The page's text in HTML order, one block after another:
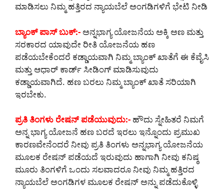
ಮಾಡಿಸಲು ನಿಮ್ಮ ಹತ್ತಿರದ ನ್ಯಾಯಬೆಲೆ ಅಂಗಡಿಗಳಿಗೆ ಭೇಟಿ ನೀಡಿ
ಬ್ಯಾಂಕ್ ಪಾಸ್ ಬುಕ್:- ಅನ್ನಭಾಗ್ಯ ಯೋಜನೆಯ ಅಕ್ಕಿ ಅಣ ಮತ್ತು
ಸರಕಾರದ ಯಾವುದೇ ರೀತಿ ಯೋಜನೆಯ ಹಣ
ಪಡೆಯಬೇಕೆಂದರೆ ಕಡ್ಡಾಯವಾಗಿ ನಿಮ್ಮ ಬ್ಯಾಂಕ್ ಖಾತೆಗೆ ಈ ಕೆವೈಸಿ
ಮತ್ತು ಆಧಾರ್ ಕಾರ್ಡ್ ಸೀಡಿಂಗ್ ಮಾಡಿಸುವುದು
ಕಡ್ಡಾಯವಾಗಿದೆ. ಹಣ ಬರಲು ನಿಮ್ಮ ಬ್ಯಾಂಕ್ ಖಾತೆ ಸರಿಯಾಗಿ
ಇರಬೇಕು.
ಪ್ರತಿ ತಿಂಗಳು ರೇಷನ್ ಪಡೆಯುವುದು:- ಹೌದು ಸ್ನೇಹಿತರೆ ನಿಮಗೆ
ಅನ್ನ ಭಾಗ್ಯ ಯೋಜನೆ ಹಣ ಬರದೆ ಇರಲು ಇನ್ನೊಂದು ಪ್ರಮುಖ
ಕಾರಣವೇನೆಂದರೆ ನೀವು ಪ್ರತಿ ತಿಂಗಳು ಅನ್ನಭಾಗ್ಯ ಯೋಜನೆಯ
ಮೂಲಕ ರೇಷನ್ ಪಡೆಯದೆ ಇರುವುದು ಹಾಗಾಗಿ ನೀವು ಕನಿಷ್ಠ
ಮೂರು ತಿಂಗಳಿಗೆ ಒಂದು ಸಲವಾದರೂ ನೀವು ನಿಮ್ಮ ಹತ್ತಿರದ
ನ್ಯಾಯಬೆಲೆ ಅಂಗಡಿಗಳ ಮೂಲಕ ರೇಷನ್ ಅನ್ನು ಪಡೆದುಕೊಳ್ಳಿ